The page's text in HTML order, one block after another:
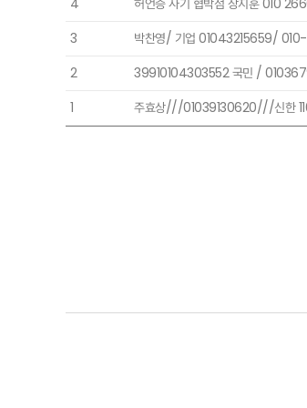
4 허언증 사기 협박점 장지훈 010
3
박찬영/ 기업 01043215659/
2
39910104303552 국민 /
1
주효상///01039130620///신한